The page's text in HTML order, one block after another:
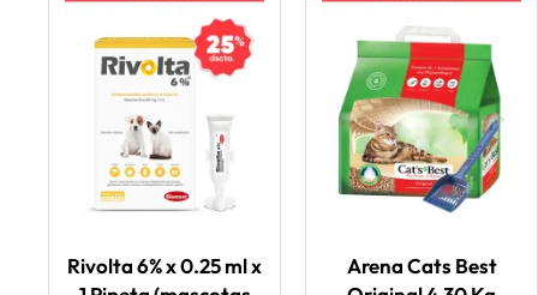
Rivolta 6% x 0.25 ml x
Arena Cats Best